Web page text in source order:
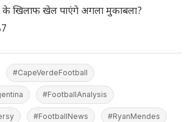
के खिलाफ खेल पाएंगे अगला मुकाबला?
#CapeVerdeFootball
#FootballAnalysis
#FootballNews #RyanMendes